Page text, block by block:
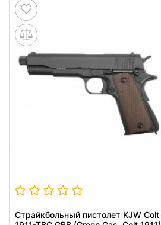
Страйкбольный пистолет KJW Colt